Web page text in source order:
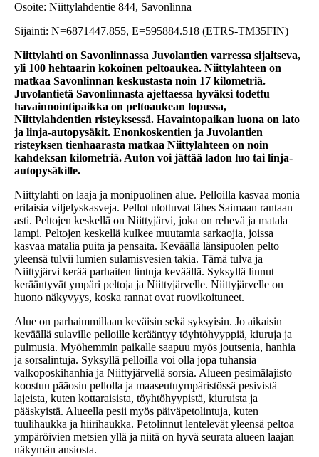
Osoite: Niittylahdentie 844, Savonlinna
Sijainti: N=6871447.855, E=595884.518 (ETRS-TM35FIN)
Niittylahti on Savonlinnassa Juvolantien varressa sijaitseva,
yli 100 hehtaarin kokoinen peltoaukea. Niittylahteen on
matkaa Savonlinnan keskustasta noin 17 kilometriä.
Juvolantietä Savonlinnasta ajettaessa hyväksi todettu
havainnointipaikka on peltoaukean lopussa,
Niittylahdentien risteyksessä. Havaintopaikan luona on lato
ja linja-autopysäkit. Enonkoskentien ja Juvolantien
risteyksen tienhaarasta matkaa Niittylahteen on noin
kahdeksan kilometriä. Auton voi jättää ladon luo tai linja-
autopysäkille.
Niittylahti on laaja ja monipuolinen alue. Pelloilla kasvaa monia
erilaisia viljelyskasveja. Pellot ulottuvat lähes Saimaan rantaan
asti. Peltojen keskellä on Niittyjärvi, joka on rehevä ja matala
lampi. Peltojen keskellä kulkee muutamia sarkaojia, joissa
kasvaa matalia puita ja pensaita. Keväällä länsipuolen pelto
yleensä tulvii lumien sulamisvesien takia. Tämä tulva ja
Niittyjärvi kerää parhaiten lintuja keväällä. Syksyllä linnut
kerääntyvät ympäri peltoja ja Niittyjärvelle. Niittyjärvelle on
huono näkyvyys, koska rannat ovat ruovikoituneet.
Alue on parhaimmillaan keväisin sekä syksyisin. Jo aikaisin
keväällä sulaville pelloille kerääntyy töyhtöhyyppiä, kiuruja ja
pulmusia. Myöhemmin paikalle saapuu myös joutsenia, hanhia
ja sorsalintuja. Syksyllä pelloilla voi olla jopa tuhansia
valkoposkihanhia ja Niittyjärvellä sorsia. Alueen pesimälajisto
koostuu pääosin pellolla ja maaseutuympäristössä pesivistä
lajeista, kuten kottaraisista, töyhtöhyypistä, kiuruista ja
pääskyistä. Alueella pesii myös päiväpetolintuja, kuten
tuulihaukka ja hiirihaukka. Petolinnut lentelevät yleensä peltoa
ympäröivien metsien yllä ja niitä on hyvä seurata alueen laajan
näkymän ansiosta.